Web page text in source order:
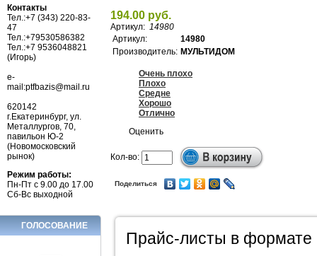
Контакты
Тел.:+7 (343) 220-83-
47
Тел.:+79530586382
Тел.:+7 9536048821
(Игорь)
e-
mail:ptfbazis@mail.ru
620142
г.Екатеринбург, ул.
Металлургов, 70,
павильон Ю-2
(Новомосковский
рынок)
Режим работы:
Пн-Пт с 9.00 до 17.00
Сб-Вс выходной
ГОЛОСОВАНИЕ
194.00 руб.
Артикул: 14980
Артикул:
14980
Производитель: МУЛЬТИДОМ
Очень плохо
Плохо
Средне
Хорошо
Отлично
Оценить
Кол-во:
Поделиться
Прайс-листы в формате